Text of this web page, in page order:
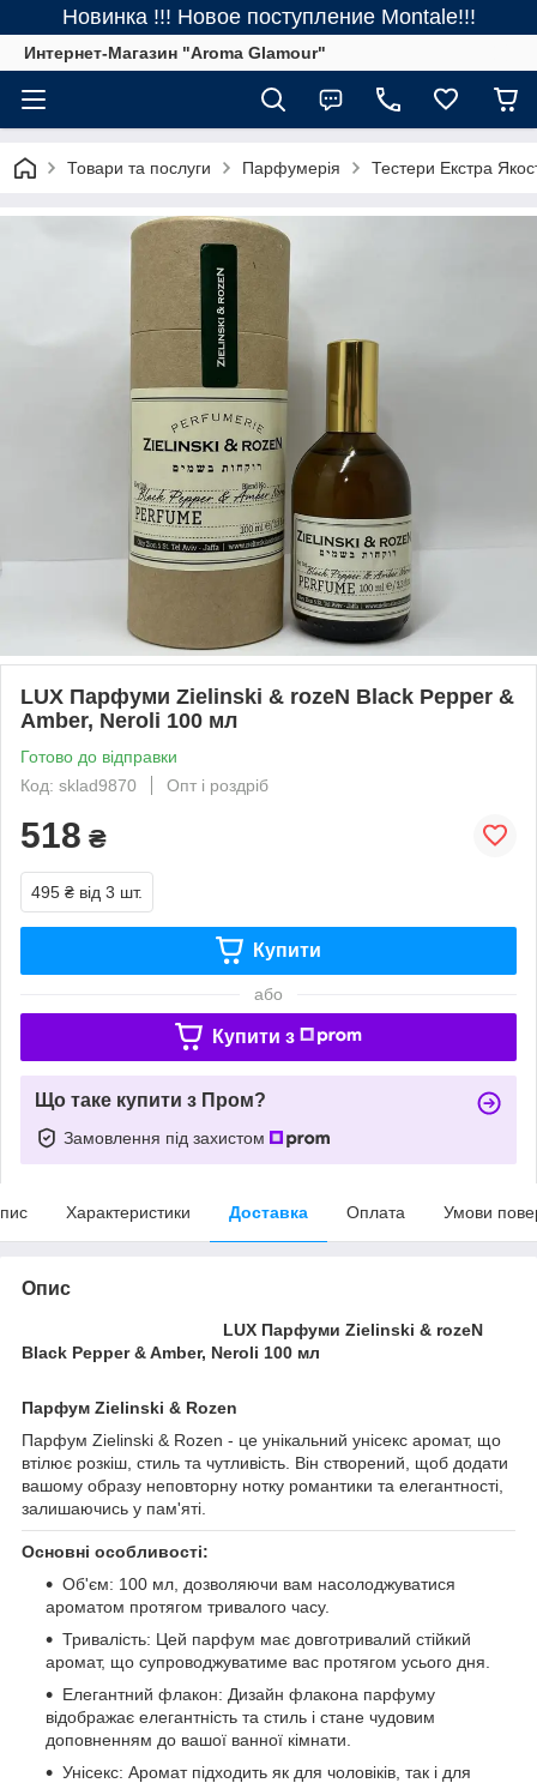
Новинка !!! Новое поступление Montale!!!
Интернет-Магазин "Aroma Glamour"
Товари та послуги Парфумерія Тестери Екстра
LUX Парфуми Zielinski & rozeN Black Pepper &
Amber, Neroli 100 мл
Готово до відправки
Код: sklad9870
Опт і роздріб
518 ₴
495 ₴ від 3 шт.
Купити
або
Купити з
Що таке купити з Пром?
Замовлення під захистом
Характеристики Доставка Оплата Умови
Опис
LUX Парфуми Zielinski & rozeN
Black Pepper & Amber, Neroli 100 мл
Парфум Zielinski & Rozen
Парфум Zielinski & Rozen - це унікальний унісекс аромат, що
втілює розкіш, стиль та чутливість. Він створений, щоб додати
вашому образу неповторну нотку романтики та елегантності,
залишаючись у пам'яті.
Основні особливості:
Об'єм: 100 мл, дозволяючи вам насолоджуватися
ароматом протягом тривалого часу.
Тривалість: Цей парфум має довготривалий стійкий
аромат, що супроводжуватиме вас протягом усього дня.
Елегантний флакон: Дизайн флакона парфуму
відображає елегантність та стиль і стане чудовим
доповненням до вашої ванної кімнати.
Унісекс: Аромат підходить як для чоловіків, так і для